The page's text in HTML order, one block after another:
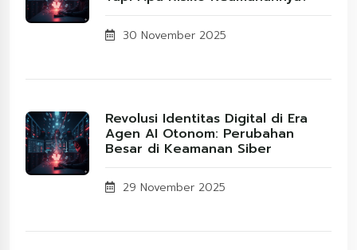
30 November 2025
Revolusi Identitas Digital di Era
Agen AI Otonom: Perubahan
Besar di Keamanan Siber
29 November 2025